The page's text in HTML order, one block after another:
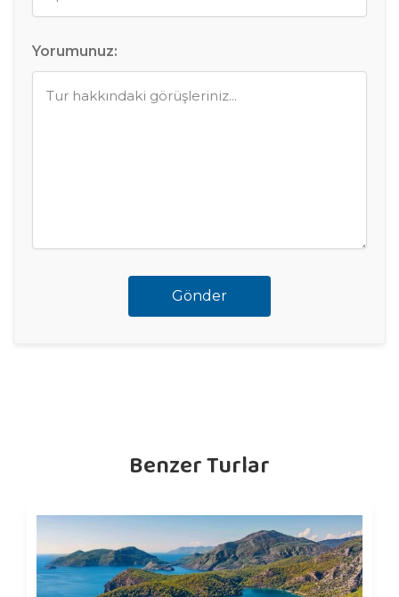
Yorumunuz:
Gönder
Benzer Turlar